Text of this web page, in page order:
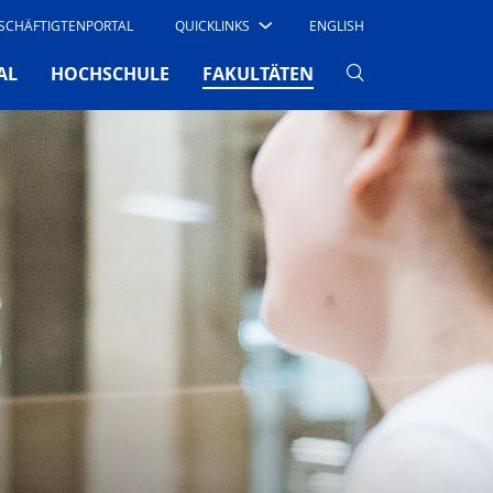
QUICKLINKS ENGLISH
HOCHSCHULE FAKULTÄTEN (CURRENT)